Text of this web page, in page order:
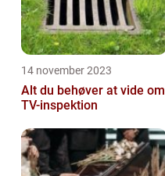
14 november 2023
Alt du behøver at vide om
TV-inspektion